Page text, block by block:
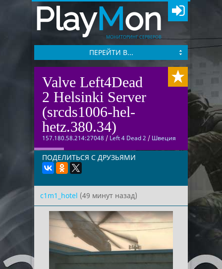
PlayMon
МОНИТОРИНГ СЕРВЕРОВ
ПЕРЕЙТИ В...
Valve Left4Dead
2 Helsinki Server
(srcds1006-hel-
hetz.380.34)
157.180.58.214:27048 / Left 4 Dead 2 / Швеция
ПОДЕЛИТЬСЯ С ДРУЗЬЯМИ
c1m1_hotel (49 минут назад)